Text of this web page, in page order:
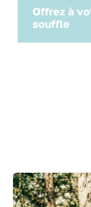
Offrez à
souffle